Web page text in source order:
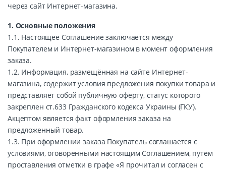
через сайт Интернет-магазина.
1. Основные положения
1.1. Настоящее Соглашение заключается между
Покупателем и Интернет-магазином в момент оформления
заказа.
1.2. Информация, размещённая на сайте Интернет-
магазина, содержит условия предложения покупки товара и
представляет собой публичную оферту, статус которого
закреплен ст.633 Гражданского кодекса Украины (ГКУ).
Акцептом является факт оформления заказа на
предложенный товар.
1.3. При оформлении заказа Покупатель соглашается с
условиями, оговоренными настоящим Соглашением, путем
проставления отметки в графе «Я прочитал и согласен с